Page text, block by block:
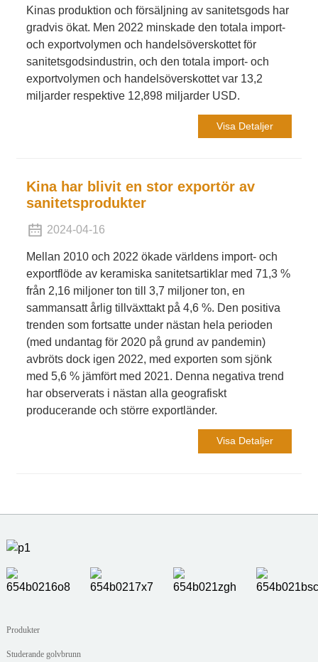
Kinas produktion och försäljning av sanitetsgods har
gradvis ökat. Men 2022 minskade den totala import-
och exportvolymen och handelsöverskottet för
sanitetsgodsindustrin, och den totala import- och
exportvolymen och handelsöverskottet var 13,2
miljarder respektive 12,898 miljarder USD.
Visa Detaljer
Kina har blivit en stor exportör av
sanitetsprodukter
2024-04-16
Mellan 2010 och 2022 ökade världens import- och
exportflöde av keramiska sanitetsartiklar med 71,3 %
från 2,16 miljoner ton till 3,7 miljoner ton, en
sammansatt årlig tillväxttakt på 4,6 %. Den positiva
trenden som fortsatte under nästan hela perioden
(med undantag för 2020 på grund av pandemin)
avbröts dock igen 2022, med exporten som sjönk
med 5,6 % jämfört med 2021. Denna negativa trend
har observerats i nästan alla geografiskt
producerande och större exportländer.
Visa Detaljer
Produkter
Studerande golvbrunn